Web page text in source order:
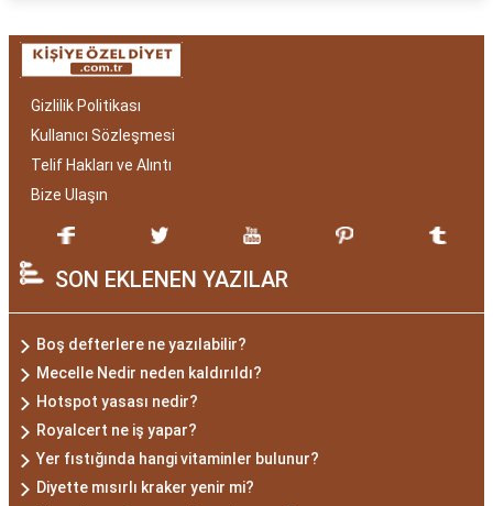
Gizlilik Politikası
Kullanıcı Sözleşmesi
Telif Hakları ve Alıntı
Bize Ulaşın
SON EKLENEN YAZILAR
Boş defterlere ne yazılabilir?
Mecelle Nedir neden kaldırıldı?
Hotspot yasası nedir?
Royalcert ne iş yapar?
Yer fıstığında hangi vitaminler bulunur?
Diyette mısırlı kraker yenir mi?